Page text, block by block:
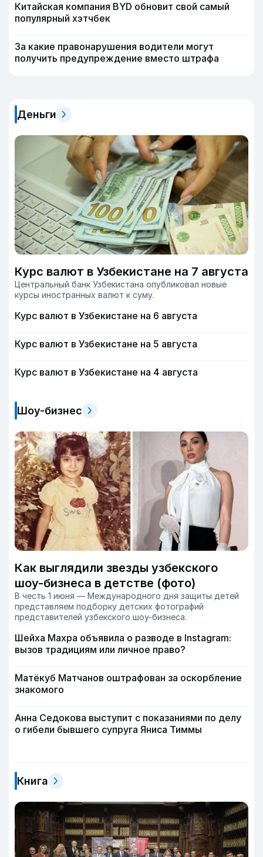
Китайская компания BYD обновит свой самый
популярный хэтчбек
За какие правонарушения водители могут
получить предупреждение вместо штрафа
Деньги
Курс валют в Узбекистане на 7 августа
Центральный банк Узбекистана опубликовал новые
курсы иностранных валют к суму.
Курс валют в Узбекистане на 6 августа
Курс валют в Узбекистане на 5 августа
Курс валют в Узбекистане на 4 августа
Шоу-бизнес
Как выглядили звезды узбекского
шоу-бизнеса в детстве (фото)
В честь 1 июня — Международного дня защиты детей
представляем подборку детских фотографий
представителей узбекского шоу-бизнеса.
Шейха Махра объявила о разводе в Instagram:
вызов традициям или личное право?
Матёкуб Матчанов оштрафован за оскорбление
знакомого
Анна Седокова выступит с показаниями по делу
о гибели бывшего супруга Яниса Тиммы
Книга